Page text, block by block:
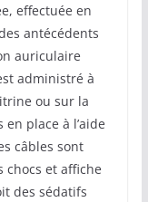
effectuée en
antécédents
auriculaire
administré à
ou sur la
place à l’aide
câbles sont
chocs et affiche
des sédatifs